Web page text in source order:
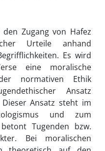
Zugang von Hafez
Urteile anhand
Es wird
eine moralische
normativen Ethik
Ansatz
Ansatz steht im
und zum
Tugenden bzw.
Bei moralischen